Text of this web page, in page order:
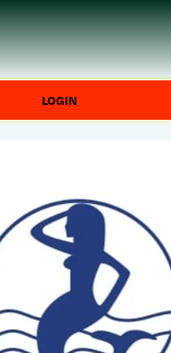
LOGIN